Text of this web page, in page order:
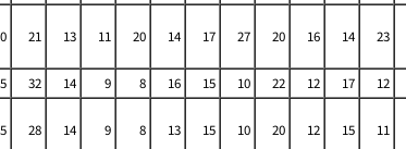
21 13 11 20 14 17 27 20 16 14 23
32 14 9 8 16 15 10 22 12 17 12
28 14 9 8 13 15 10 20 12 15 11